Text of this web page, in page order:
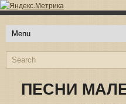
ПЕСНИ